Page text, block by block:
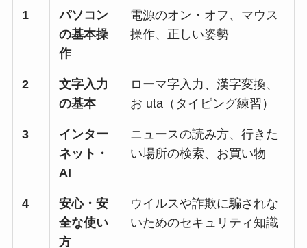
1
パソコン
の基本操
作
電源のオン・オフ、マウス
操作、正しい姿勢
2
文字入力
の基本
ローマ字入力、漢字変換、
お uta（タイピング練習）
3
インター
ネット・
AI
ニュースの読み方、行きた
い場所の検索、お買い物
4
安心・安
全な使い
方
ウイルスや詐欺に騙されな
いためのセキュリティ知識